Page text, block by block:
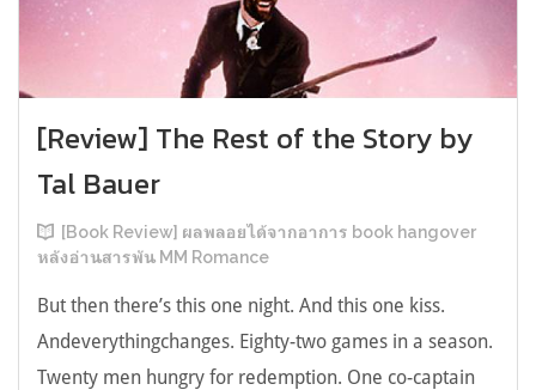
[Review] The Rest of the Story by
Tal Bauer
[Book Review] ผลพลอยได้จากอาการ book hangover
หลังอ่านสารพัน MM Romance
But then there’s this one night. And this one kiss.
Andeverythingchanges. Eighty-two games in a season.
Twenty men hungry for redemption. One co-captain